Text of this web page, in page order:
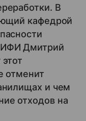
В
кафедрой
Дмитрий
отменит
и чем
отходов на